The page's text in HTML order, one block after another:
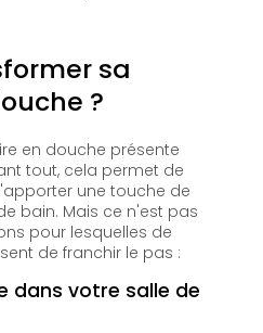
sa
?
en douche présente
tout, cela permet de
une touche de
bain. Mais ce n'est pas
pour lesquelles de
de franchir le pas :
dans votre salle de